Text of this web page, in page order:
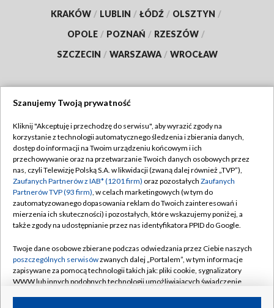
KRAKÓW / LUBLIN / ŁÓDŹ / OLSZTYN /
OPOLE / POZNAŃ / RZESZÓW /
SZCZECIN / WARSZAWA / WROCŁAW
TVP
Abonament TVP
Emisja w TVP
Centrum informacji TVP
Naziemna Telewizja Cyfrowa
Rada Programowa
System NOS
Informacje o nadawcy
Regulamin TVP
Polityka prywatności
Moje zgody
Pomoc
Kontakt
Kanały
Szanujemy Twoją prywatność
Kliknij "Akceptuję i przechodzę do serwisu", aby wyrazić zgody na
korzystanie z technologii automatycznego śledzenia i zbierania danych,
dostęp do informacji na Twoim urządzeniu końcowym i ich
przechowywanie oraz na przetwarzanie Twoich danych osobowych przez
nas, czyli Telewizję Polską S.A. w likwidacji (zwaną dalej również „TVP”),
Zaufanych Partnerów z IAB* (1201 firm) oraz pozostałych Zaufanych
Partnerów TVP (93 firm), w celach marketingowych (w tym do
zautomatyzowanego dopasowania reklam do Twoich zainteresowań i
mierzenia ich skuteczności) i pozostałych, które wskazujemy poniżej, a
także zgody na udostępnianie przez nas identyfikatora PPID do Google.
Twoje dane osobowe zbierane podczas odwiedzania przez Ciebie naszych
poszczególnych serwisówzwanych dalej „Portalem”, w tym informacje
zapisywane za pomocą technologii takich jak: pliki cookie, sygnalizatory
WWW lub innych podobnych technologii umożliwiających świadczenie